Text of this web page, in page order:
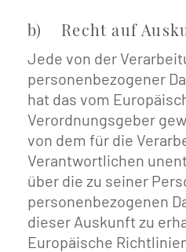
b) Recht auf
Jede von der
personenbezogener
hat das vom
Verordnungsgeber
von dem für die
Verantwortlichen
über die zu seiner
personenbezogenen
dieser Auskunft zu
Europäische